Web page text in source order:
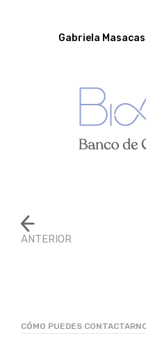
Gabriela
ANTERIOR
CÓMO PUEDES